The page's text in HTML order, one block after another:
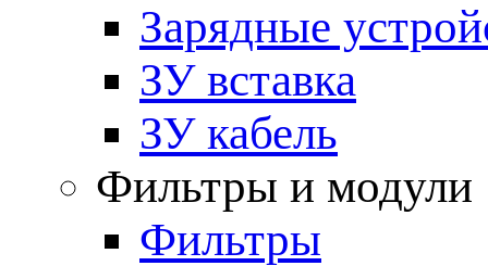
Зарядные
ЗУ вставка
ЗУ кабель
Фильтры и модули
Фильтры